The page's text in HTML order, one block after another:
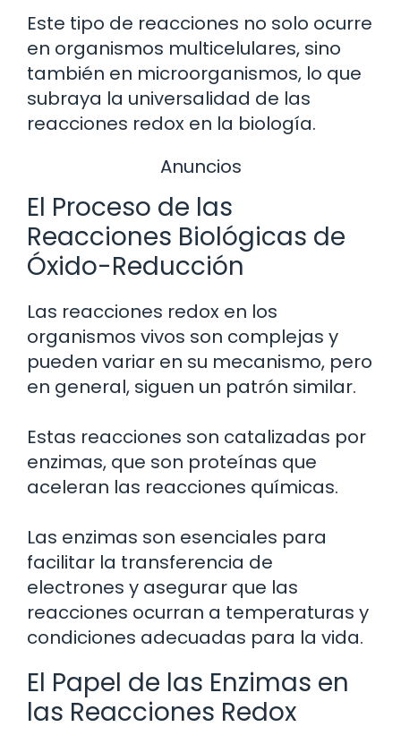
Este tipo de reacciones no solo ocurre
en organismos multicelulares, sino
también en microorganismos, lo que
subraya la universalidad de las
reacciones redox en la biología.
Anuncios
El Proceso de las
Reacciones Biológicas de
Óxido-Reducción
Las reacciones redox en los
organismos vivos son complejas y
pueden variar en su mecanismo, pero
en general, siguen un patrón similar.
Estas reacciones son catalizadas por
enzimas, que son proteínas que
aceleran las reacciones químicas.
Las enzimas son esenciales para
facilitar la transferencia de
electrones y asegurar que las
reacciones ocurran a temperaturas y
condiciones adecuadas para la vida.
El Papel de las Enzimas en
las Reacciones Redox